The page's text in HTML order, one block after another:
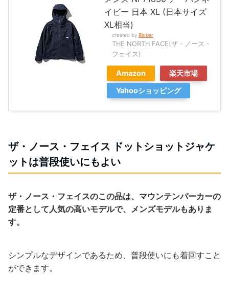
イビー 日本 XL (日本サイズ
XL相当)
created by Rinker
THE NORTH FACE(ザ・ノース・
フェイス)
Amazon
楽天市場
Yahooショッピング
ザ・ノース・フェイス ドットショットジャケ
ットは普段使いにもよい
ザ・ノース・フェイスのこの品は、マウンテンパーカーの
定番として人気の高いモデルで、メンズモデルもありま
す。
シンプルなデザインであるため、普段使いにも着回すこと
ができます。